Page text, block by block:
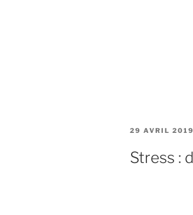
PUBLIÉ
29 AVRIL 2019
Stress :